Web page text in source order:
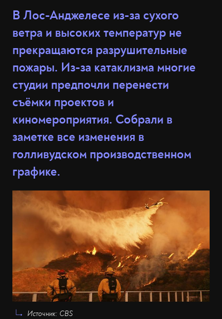
В Лос-Анджелесе из-за сухого
ветра и высоких температур не
прекращаются разрушительные
пожары. Из-за катаклизма многие
студии предпочли перенести
съёмки проектов и
киномероприятия. Собрали в
заметке все изменения в
голливудском производственном
графике.
Источник: СВS